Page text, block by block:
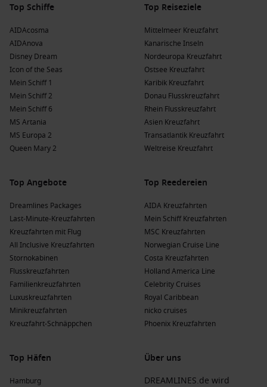
Top Schiffe
AIDAcosma
AIDAnova
Disney Dream
Icon of the Seas
Mein Schiff 1
Mein Schiff 2
Mein Schiff 6
MS Artania
MS Europa 2
Queen Mary 2
Top Reiseziele
Mittelmeer Kreuzfahrt
Kanarische Inseln
Nordeuropa Kreuzfahrt
Ostsee Kreuzfahrt
Karibik Kreuzfahrt
Donau Flusskreuzfahrt
Rhein Flusskreuzfahrt
Asien Kreuzfahrt
Transatlantik Kreuzfahrt
Weltreise Kreuzfahrt
Top Angebote
Dreamlines Packages
Last-Minute-Kreuzfahrten
Kreuzfahrten mit Flug
All Inclusive Kreuzfahrten
Stornokabinen
Flusskreuzfahrten
Familienkreuzfahrten
Luxuskreuzfahrten
Minikreuzfahrten
Kreuzfahrt-Schnäppchen
Top Reedereien
AIDA Kreuzfahrten
Mein Schiff Kreuzfahrten
MSC Kreuzfahrten
Norwegian Cruise Line
Costa Kreuzfahrten
Holland America Line
Celebrity Cruises
Royal Caribbean
nicko cruises
Phoenix Kreuzfahrten
Top Häfen
Hamburg
Über uns
DREAMLINES.de wird